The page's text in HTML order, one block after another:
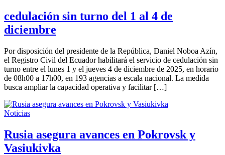
cedulación sin turno del 1 al 4 de
diciembre
Por disposición del presidente de la República, Daniel Noboa Azín,
el Registro Civil del Ecuador habilitará el servicio de cedulación sin
turno entre el lunes 1 y el jueves 4 de diciembre de 2025, en horario
de 08h00 a 17h00, en 193 agencias a escala nacional. La medida
busca ampliar la capacidad operativa y facilitar […]
Noticias
Rusia asegura avances en Pokrovsk y
Vasiukivka